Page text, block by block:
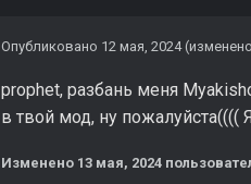
Опубликовано 12 мая, 2024
prophet, разбань меня
в твой мод, ну пожалуйста((((
Изменено 13 мая, 2024